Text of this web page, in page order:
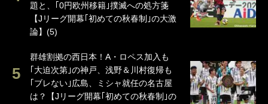
題と、｢0円欧州移籍｣撲滅への処方箋
【Jリーグ開幕｢初めての秋春制｣の大激
論】(5)
群雄割拠の西日本！A・ロペス加入も
｢大迫次第｣の神戸、浅野＆川村復帰も
｢ブレない｣広島、ミシャ就任の名古屋
は？【Jリーグ開幕｢初めての秋春制｣の